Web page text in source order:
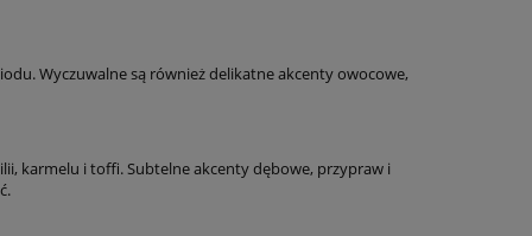
Wyczuwalne są również delikatne akcenty owocowe,
karmelu i toffi. Subtelne akcenty dębowe, przypraw i